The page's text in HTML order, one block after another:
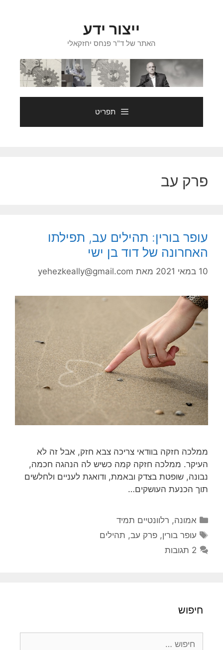
ייצור ידע
האתר של ד"ר פנחס יחזקאלי
תפריט
פרק עב
עופר בורין: תהילים עב, תפילתו
האחרונה של דוד בן ישי
10 במאי 2021 מאת yehezkeally@gmail.com
ממלכה חזקה בוודאי צריכה צבא חזק, אבל זה לא
העיקר. ממלכה חזקה קמה כשיש לה הנהגה חכמה,
נבונה, שופטת בצדק ובאמת, ודואגת לעניים ולחלשים
תוך הכנעת העושקים…
קטגוריות
אמונה, רלוונטיים תמיד
תגיות
עופר בורין,פרק עב, תהילים
2 תגובות
חיפוש